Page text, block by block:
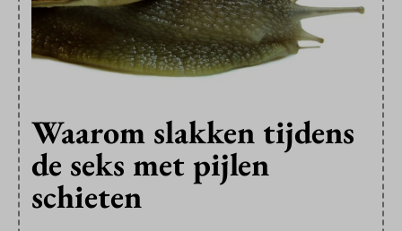
Waarom slakken tijdens
de seks met pijlen
schieten